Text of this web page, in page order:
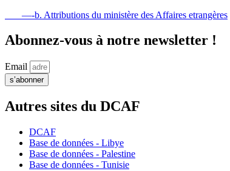
—-b. Attributions du ministère des Affaires etrangères
Abonnez-vous à notre newsletter !
Email
s’abonner
Autres sites du DCAF
DCAF
Base de données - Libye
Base de données - Palestine
Base de données - Tunisie